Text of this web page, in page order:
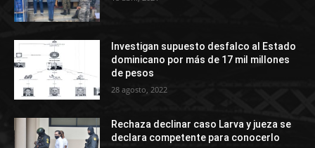
Investigan supuesto desfalco al Estado
dominicano por más de 17 mil millones
de pesos
28 agosto, 2022
Rechaza declinar caso Larva y jueza se
declara competente para conocerlo